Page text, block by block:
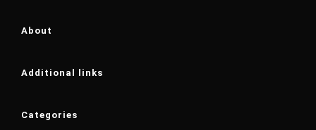
About
Additional links
Categories